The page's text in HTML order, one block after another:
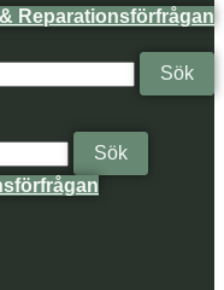
Reparationsförfrågan